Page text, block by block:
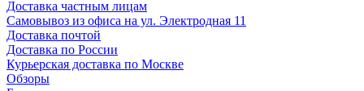
Доставка частным лицам
Самовывоз из офиса на ул. Электродная 11
Доставка почтой
Доставка по России
Курьерская доставка по Москве
Обзоры